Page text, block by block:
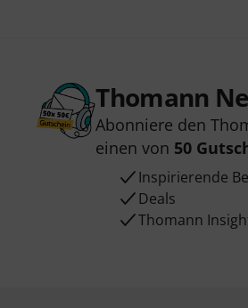
Thomann
Abonniere den
einen von 50
Inspirierende
Deals
Thomann